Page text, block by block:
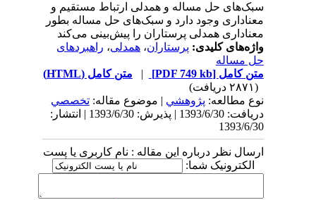
سبک‌های حل مساله و همدلی ارتباط مستقیم و
معناداری وجود دارد و سبک‌های حل مساله بطور
معناداری همدلی پرستاران را پیش‌بینی می‌کند
واژه‌های کلیدی:پرستاران ،همدلی،راهبردهای
حل مساله
متن کامل[PDF 749 kb]
| متن کامل (HTML)
نوع مطالعه:پژوهشي| موضوع مقاله:تخصصي
دریافت: 1393/6/30 | پذیرش: 1393/6/30 | انتشار:
1393/6/30
ارسال نظر درباره این مقاله : نام کاربری یا پست
الکترونیک شما: